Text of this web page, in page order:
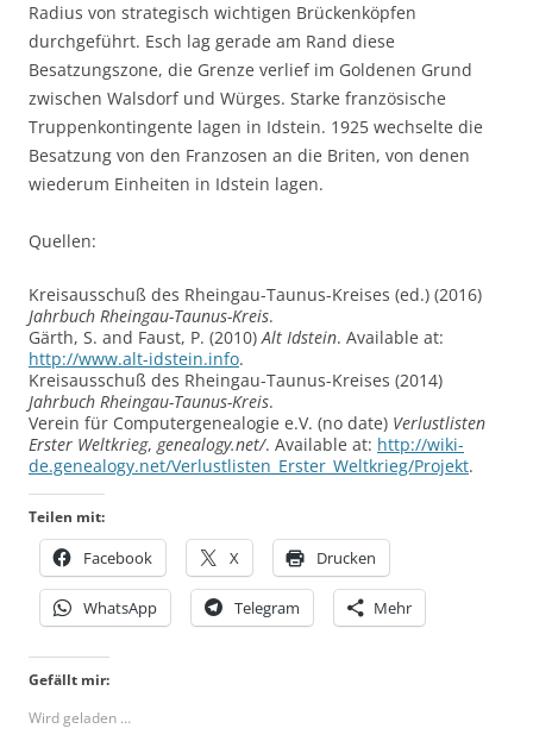
Radius von strategisch wichtigen Brückenköpfen
durchgeführt. Esch lag gerade am Rand diese
Besatzungszone, die Grenze verlief im Goldenen Grund
zwischen Walsdorf und Würges. Starke französische
Truppenkontingente lagen in Idstein. 1925 wechselte die
Besatzung von den Franzosen an die Briten, von denen
wiederum Einheiten in Idstein lagen.
Quellen:
Kreisausschuß des Rheingau-Taunus-Kreises (ed.) (2016)
Jahrbuch Rheingau-Taunus-Kreis.
Gärth, S. and Faust, P. (2010)Alt Idstein. Available at:
http://www.alt-idstein.info.
Kreisausschuß des Rheingau-Taunus-Kreises (2014)
Jahrbuch Rheingau-Taunus-Kreis.
Verein für Computergenealogie e.V. (no date) Verlustlisten
Erster Weltkrieg, genealogy.net/. Available at: http://wiki-
de.genealogy.net/Verlustlisten_Erster_Weltkrieg/Projekt.
Teilen mit:
Facebook X Drucken
WhatsApp Telegram Mehr
Gefällt mir:
Wird geladen …